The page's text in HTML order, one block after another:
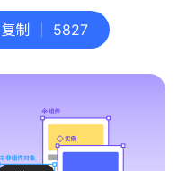
复制 5827